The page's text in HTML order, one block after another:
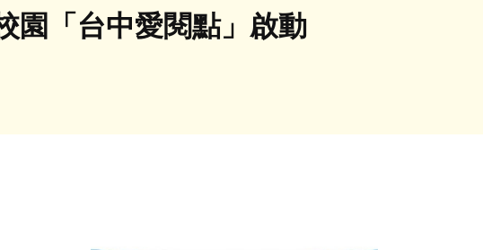
園「台中愛閱點」啟動